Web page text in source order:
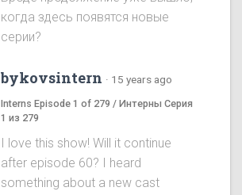
когда здесь появятся новые
серии?
bykovsintern · 15 years ago
Interns Episode 1 of 279 / Интерны Серия
1 из 279
I love this show! Will it continue
after episode 60? I heard
something about a new cast